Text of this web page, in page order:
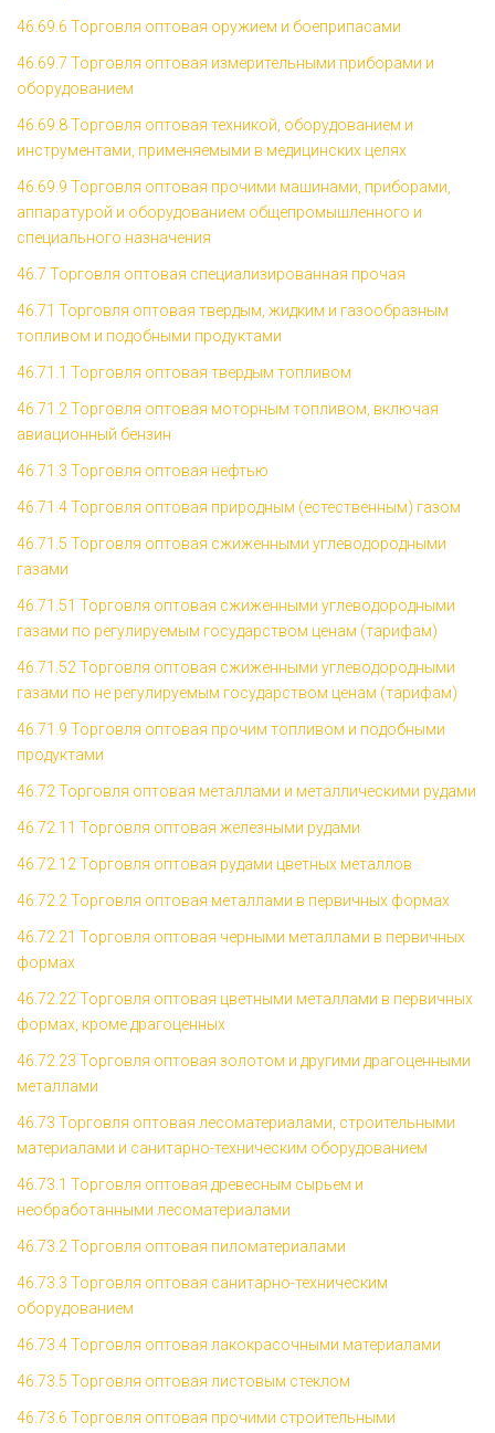
46.69.6 Торговля оптовая оружием и боеприпасами
46.69.7 Торговля оптовая измерительными приборами и
оборудованием
46.69.8 Торговля оптовая техникой, оборудованием и
инструментами, применяемыми в медицинских целях
46.69.9 Торговля оптовая прочими машинами, приборами,
аппаратурой и оборудованием общепромышленного и
специального назначения
46.7 Торговля оптовая специализированная прочая
46.71 Торговля оптовая твердым, жидким и газообразным
топливом и подобными продуктами
46.71.1 Торговля оптовая твердым топливом
46.71.2 Торговля оптовая моторным топливом, включая
авиационный бензин
46.71.3 Торговля оптовая нефтью
46.71.4 Торговля оптовая природным (естественным) газом
46.71.5 Торговля оптовая сжиженными углеводородными
газами
46.71.51 Торговля оптовая сжиженными углеводородными
газами по регулируемым государством ценам (тарифам)
46.71.52 Торговля оптовая сжиженными углеводородными
газами по не регулируемым государством ценам (тарифам)
46.71.9 Торговля оптовая прочим топливом и подобными
продуктами
46.72 Торговля оптовая металлами и металлическими рудами
46.72.11 Торговля оптовая железными рудами
46.72.12 Торговля оптовая рудами цветных металлов
46.72.2 Торговля оптовая металлами в первичных формах
46.72.21 Торговля оптовая черными металлами в первичных
формах
46.72.22 Торговля оптовая цветными металлами в первичных
формах, кроме драгоценных
46.72.23 Торговля оптовая золотом и другими драгоценными
металлами
46.73 Торговля оптовая лесоматериалами, строительными
материалами и санитарно-техническим оборудованием
46.73.1 Торговля оптовая древесным сырьем и
необработанными лесоматериалами
46.73.2 Торговля оптовая пиломатериалами
46.73.3 Торговля оптовая санитарно-техническим
оборудованием
46.73.4 Торговля оптовая лакокрасочными материалами
46.73.5 Торговля оптовая листовым стеклом
46.73.6 Торговля оптовая прочими строительными